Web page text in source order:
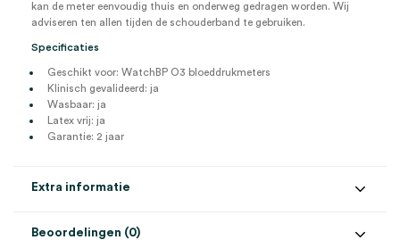
kan de meter eenvoudig thuis en onderweg gedragen worden. Wij
adviseren ten allen tijden de schouderband te gebruiken.
Specificaties
Geschikt voor: WatchBP O3 bloeddrukmeters
Klinisch gevalideerd: ja
Wasbaar: ja
Latex vrij: ja
Garantie: 2 jaar
Extra informatie
Beoordelingen (0)